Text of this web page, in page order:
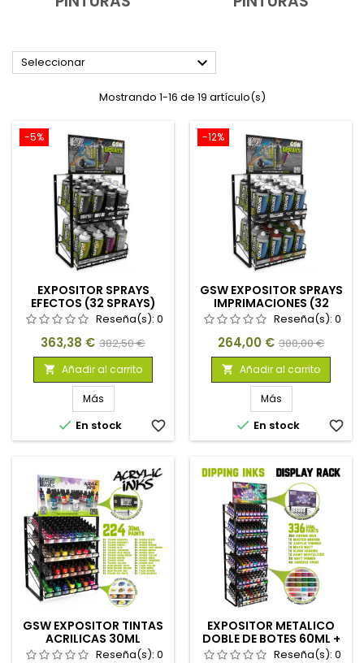
Seleccionar 
Mostrando 1-16 de 19 artículo(s)
-5%
EXPOSITOR SPRAYS
EFECTOS (32 SPRAYS)
Reseña(s): 0
Precio
363,38 € Precio
base
382,50 €
 Añadir al carrito
Más
 En stock favorite_border
-12%
GSW EXPOSITOR SPRAYS
IMPRIMACIONES (32
SPRAYS)Reseña(s): 0
Precio
264,00 € Precio
base
300,00 €
 Añadir al carrito
Más
 En stock favorite_border
GSW EXPOSITOR TINTAS
ACRILICAS 30ML
Reseña(s): 0
EXPOSITOR METALICO
DOBLE DE BOTES 60ML +
CARTELAReseña(s): 0